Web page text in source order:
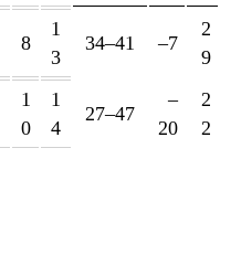
8
1
3
34–41 –7
2
9
1
0
1
4
27–47
–
20
2
2